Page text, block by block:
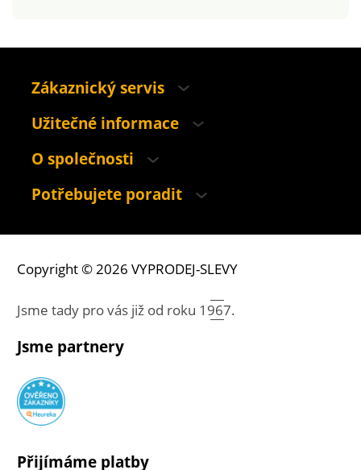
Zákaznický servis
Užitečné informace
O společnosti
Potřebujete poradit
Copyright © 2026 VYPRODEJ-SLEVY
Jsme tady pro vás již od roku 1967.
Jsme partnery
Přijímáme platby